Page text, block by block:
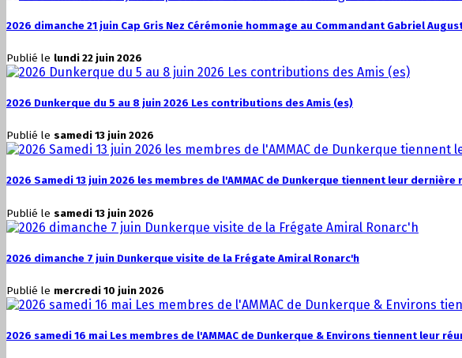
2026 dimanche 21 juin Cap Gris Nez Cérémonie hommage au Commandant Gabriel
Publié le lundi 22 juin 2026
2026 Dunkerque du 5 au 8 juin 2026 Les contributions des Amis (es)
Publié le samedi 13 juin 2026
2026 Samedi 13 juin 2026 les membres de l'AMMAC de Dunkerque tiennent leur dernière
Publié le samedi 13 juin 2026
2026 dimanche 7 juin Dunkerque visite de la Frégate Amiral Ronarc'h
Publié le mercredi 10 juin 2026
2026 samedi 16 mai Les membres de l'AMMAC de Dunkerque & Environs tiennent leur